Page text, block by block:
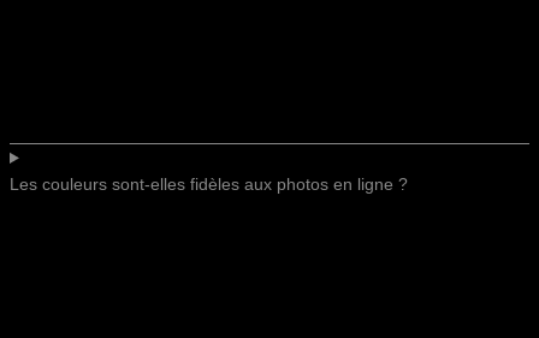
Les couleurs sont-elles fidèles aux photos en ligne ?